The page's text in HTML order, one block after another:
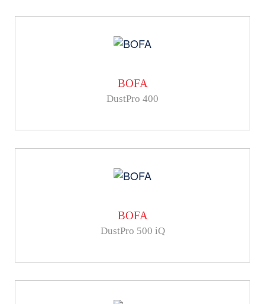
BOFA
DustPro 400
BOFA
DustPro 500 iQ